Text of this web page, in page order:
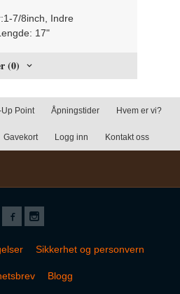
7/8inch, Indre
17"
(0)
Up Point Åpningstider Hvem er vi?
Gavekort Logg inn Kontakt oss
Sikkerhet og personvern
Blogg